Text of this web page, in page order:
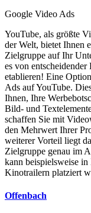
Google Video Ads
YouTube, als größte
der Welt, bietet Ihnen
Zielgruppe auf Ihr
es von
etablieren! Eine
Ads auf YouTube.
Ihnen, Ihre
Bild- und
schaffen Sie mit
den Mehrwert Ihrer
weiterer Vorteil liegt
Zielgruppe genau im
kann beispielsweise
Kinotrailern platziert
Offenbach